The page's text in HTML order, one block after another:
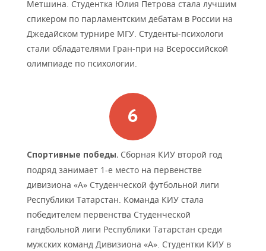
Метшина. Студентка Юлия Петрова стала лучшим
спикером по парламентским дебатам в России на
Джедайском турнире МГУ. Студенты-психологи
стали обладателями Гран-при на Всероссийской
олимпиаде по психологии.
Спортивные победы. Сборная КИУ второй год
подряд занимает 1-е место на первенстве
дивизиона «А» Студенческой футбольной лиги
Республики Татарстан. Команда КИУ стала
победителем первенства Студенческой
гандбольной лиги Республики Татарстан среди
мужских команд Дивизиона «А». Студентки КИУ в